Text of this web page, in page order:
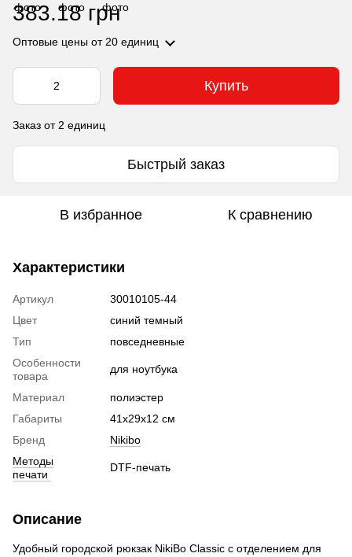
383.18 грн
Оптовые цены от 20 единиц
Купить
Заказ от 2 единиц
Быстрый заказ
В избранное К сравнению
Характеристики
Артикул
30010105-44
Цвет
синий темный
Тип
повседневные
Особенности
товара
для ноутбука
Материал
полиэстер
Габариты
41х29х12 см
Бренд
Nikibo
Методы
печати
DTF-печать
Описание
Удобный городской рюкзак NikiBo Classic с отделением для